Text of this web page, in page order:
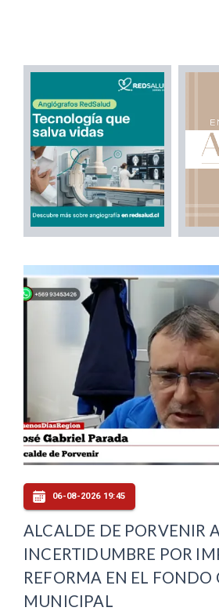
06-08-2026 19:45
ALCALDE DE PORVENIR
INCERTIDUMBRE POR
REFORMA EN EL FONDO
MUNICIPAL